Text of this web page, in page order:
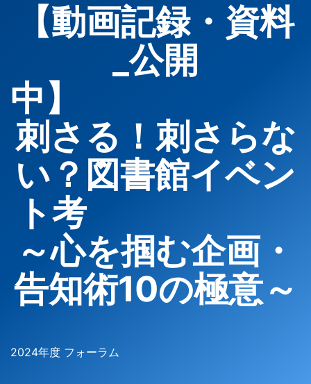
【動画記録・資料
_公開
中
刺さる！刺さらな
い？図書館イベン
ト考
～心を掴む企画・
告知術10の極意～
2024年度 フォーラム